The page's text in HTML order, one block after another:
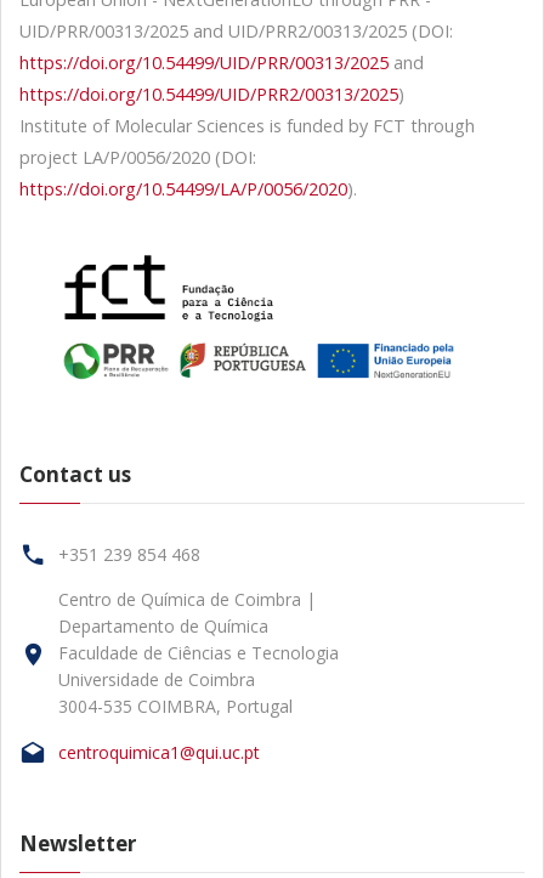
UID/PRR/00313/2025 and UID/PRR2/00313/2025 (DOI:
https://doi.org/10.54499/UID/PRR/00313/2025 and
https://doi.org/10.54499/UID/PRR2/00313/2025)
Institute of Molecular Sciences is funded by FCT through
project LA/P/0056/2020 (DOI:
https://doi.org/10.54499/LA/P/0056/2020).
Contact us
+351 239 854 468
Centro de Química de Coimbra |
Departamento de Química
Faculdade de Ciências e Tecnologia
Universidade de Coimbra
3004-535 COIMBRA, Portugal
centroquimica1@qui.uc.pt
Newsletter